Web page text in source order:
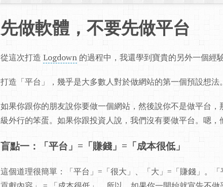
先做軟體，不要先做平台
從這次打造 Logdown 的過程中，我還學到寶貴的另外一個經
打造「平台」，幾乎是大多數人對於做網站的第一個預設想法。
如果你跟你的朋友說你要做一個網站，然後說你不是做平台
級外行的笨蛋。如果你跟投資人說，我們沒有要做平台。嗯，
盲點一：「平台」=「賺錢」=「成本很低」
這個道理很簡單：「平台」=「很大」、「大」=「賺錢」。